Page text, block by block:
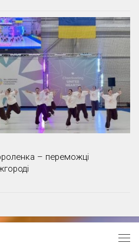
– переможці